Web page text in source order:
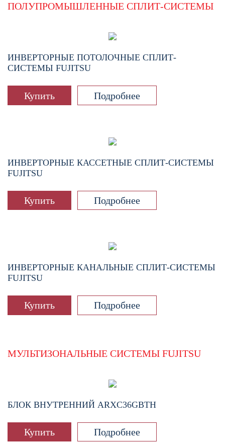
ПОЛУПРОМЫШЛЕННЫЕ СПЛИТ-СИСТЕМЫ
ИНВЕРТОРНЫЕ ПОТОЛОЧНЫЕ СПЛИТ-
СИСТЕМЫ FUJITSU
Купить Подробнее
ИНВЕРТОРНЫЕ КАССЕТНЫЕ СПЛИТ-СИСТЕМЫ
FUJITSU
Купить Подробнее
ИНВЕРТОРНЫЕ КАНАЛЬНЫЕ СПЛИТ-СИСТЕМЫ
FUJITSU
Купить Подробнее
МУЛЬТИЗОНАЛЬНЫЕ СИСТЕМЫ FUJITSU
БЛОК ВНУТРЕННИЙ ARXC36GBTH
Купить Подробнее